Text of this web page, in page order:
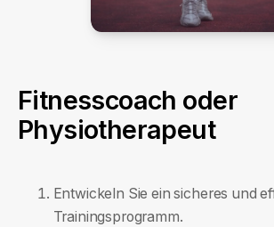
Fitnesscoach oder
Physiotherapeut
Entwickeln Sie ein sicheres und
Trainingsprogramm.